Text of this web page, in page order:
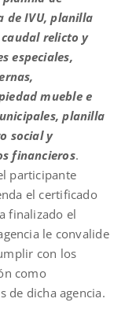
de IVU, planilla
relicto y
especiales,
mueble e
planilla
social y
financieros.
participante
el certificado
finalizado el
le convalide
con los
como
de dicha agencia.